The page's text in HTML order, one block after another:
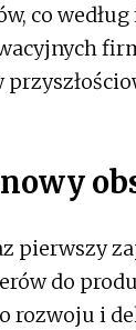
co
pierwszy
do
rozwoju i